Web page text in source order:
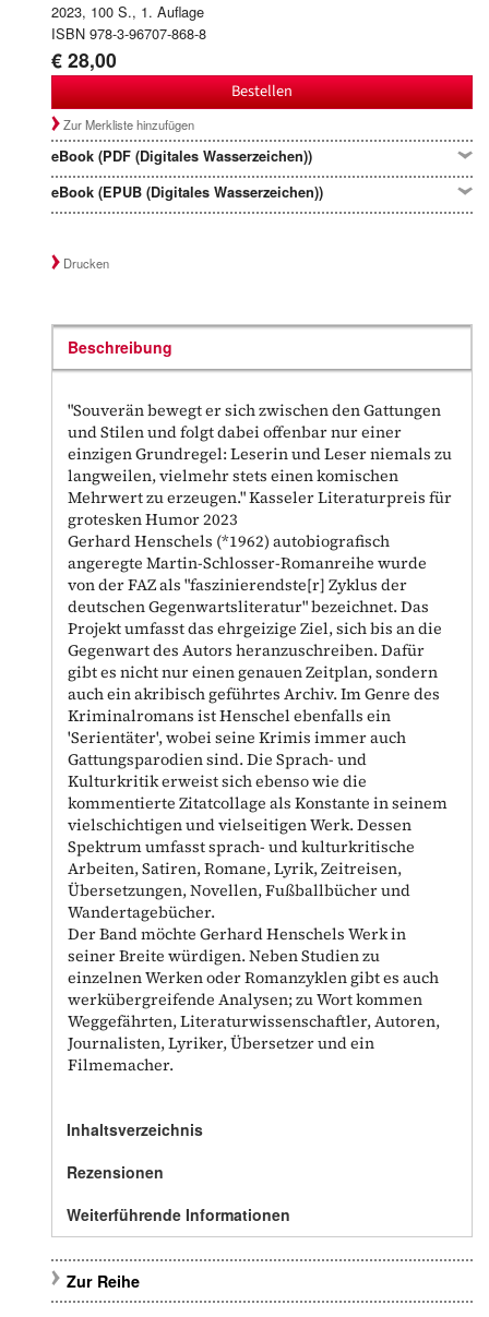
2023, 100 S., 1. Auflage
ISBN 978-3-96707-868-8
€ 28,00
Bestellen
Zur Merkliste hinzufügen
eBook (PDF (Digitales Wasserzeichen))
eBook (EPUB (Digitales Wasserzeichen))
Drucken
Beschreibung
"Souverän bewegt er sich zwischen den Gattungen
und Stilen und folgt dabei offenbar nur einer
einzigen Grundregel: Leserin und Leser niemals zu
langweilen, vielmehr stets einen komischen
Mehrwert zu erzeugen." Kasseler Literaturpreis für
grotesken Humor 2023
Gerhard Henschels (*1962) autobiografisch
angeregte Martin-Schlosser-Romanreihe wurde
von der FAZ als "faszinierendste[r] Zyklus der
deutschen Gegenwartsliteratur" bezeichnet. Das
Projekt umfasst das ehrgeizige Ziel, sich bis an die
Gegenwart des Autors heranzuschreiben. Dafür
gibt es nicht nur einen genauen Zeitplan, sondern
auch ein akribisch geführtes Archiv. Im Genre des
Kriminalromans ist Henschel ebenfalls ein
'Serientäter', wobei seine Krimis immer auch
Gattungsparodien sind. Die Sprach- und
Kulturkritik erweist sich ebenso wie die
kommentierte Zitatcollage als Konstante in seinem
vielschichtigen und vielseitigen Werk. Dessen
Spektrum umfasst sprach- und kulturkritische
Arbeiten, Satiren, Romane, Lyrik, Zeitreisen,
Übersetzungen, Novellen, Fußballbücher und
Wandertagebücher.
Der Band möchte Gerhard Henschels Werk in
seiner Breite würdigen. Neben Studien zu
einzelnen Werken oder Romanzyklen gibt es auch
werkübergreifende Analysen; zu Wort kommen
Weggefährten, Literaturwissenschaftler, Autoren,
Journalisten, Lyriker, Übersetzer und ein
Filmemacher.
Inhaltsverzeichnis
Rezensionen
Weiterführende Informationen
Zur Reihe